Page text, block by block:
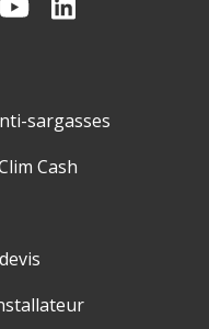
sargasses
Cash